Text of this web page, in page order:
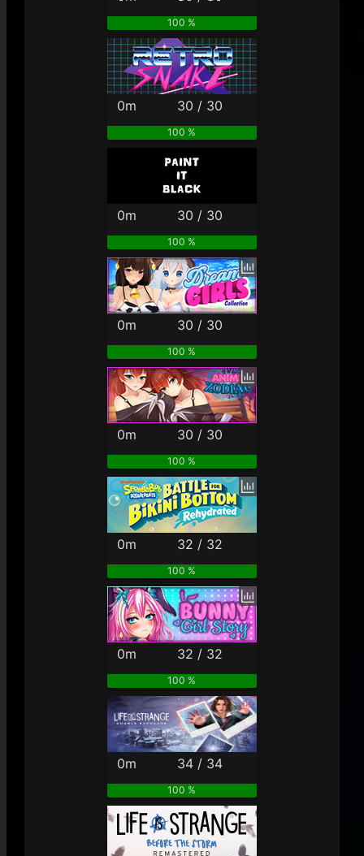
100 %
0m 30 / 30
100 %
0m 30 / 30
100 %
0m 30 / 30
100 %
0m 30 / 30
100 %
0m 32 / 32
100 %
0m 32 / 32
100 %
0m 34 / 34
100 %